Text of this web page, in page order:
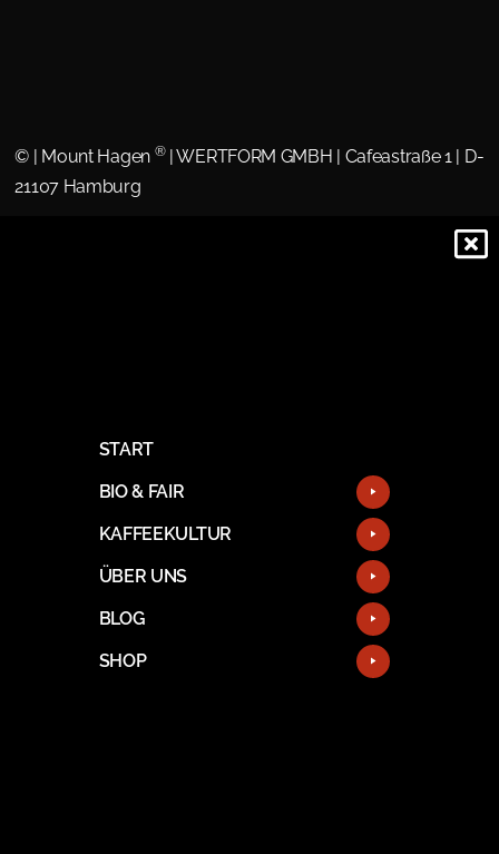
© | Mount Hagen ®| WERTFORM GMBH | Cafeastraße 1 | D-
21107 Hamburg
START
BIO & FAIR
KAFFEEKULTUR
ÜBER UNS
BLOG
SHOP